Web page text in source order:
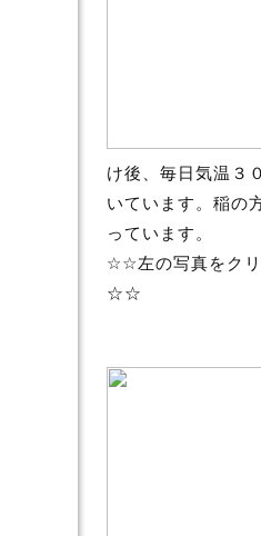
け後、毎日気温３
いています。稲の
っています。
☆☆左の写真をク
☆☆